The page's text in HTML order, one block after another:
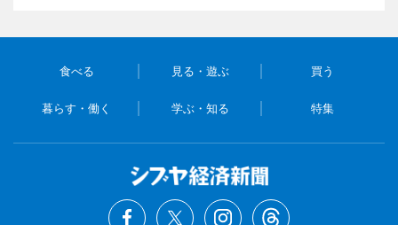
食べる 見る・遊ぶ 買う
暮らす・働く 学ぶ・知る 特集